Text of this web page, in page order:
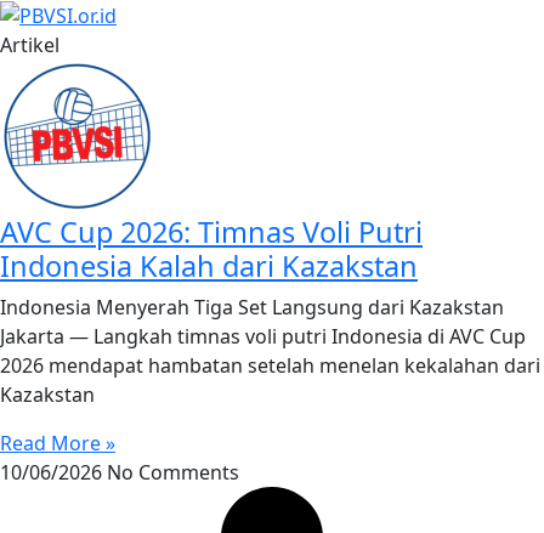
Artikel
AVC Cup 2026: Timnas Voli Putri
Indonesia Kalah dari Kazakstan
Indonesia Menyerah Tiga Set Langsung dari Kazakstan
Jakarta — Langkah timnas voli putri Indonesia di AVC Cup
2026 mendapat hambatan setelah menelan kekalahan dari
Kazakstan
Read More »
10/06/2026 No Comments